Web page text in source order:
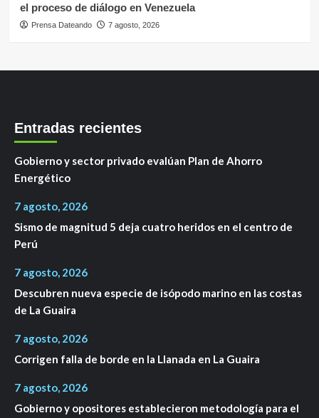
el proceso de diálogo en Venezuela
Prensa Dateando 7 agosto, 2026
Entradas recientes
Gobierno y sector privado evalúan Plan de Ahorro
Energético
7 agosto, 2026
Sismo de magnitud 5 deja cuatro heridos en el centro de
Perú
7 agosto, 2026
Descubren nueva especie de isópodo marino en las costas
de La Guaira
7 agosto, 2026
Corrigen falla de borde en la Llanada en La Guaira
7 agosto, 2026
Gobierno y opositores establecieron metodología para el